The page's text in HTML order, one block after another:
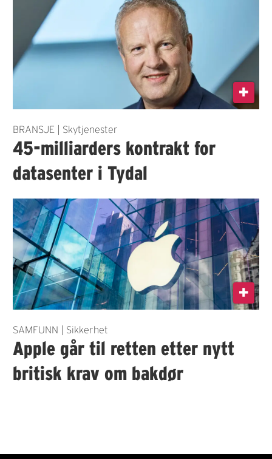
BRANSJE | Skytjenester
45-milliarders kontrakt for
datasenter i Tydal
SAMFUNN | Sikkerhet
Apple går til retten etter nytt
britisk krav om bakdør